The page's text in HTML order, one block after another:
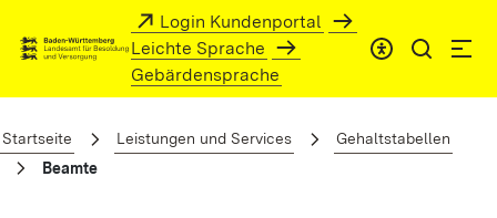
Zum Hauptinhalt springenLogin Kundenportal
Leichte Sprache
Gebärdensprache
Startseite Leistungen und Services
Gehaltstabellen
Beamte